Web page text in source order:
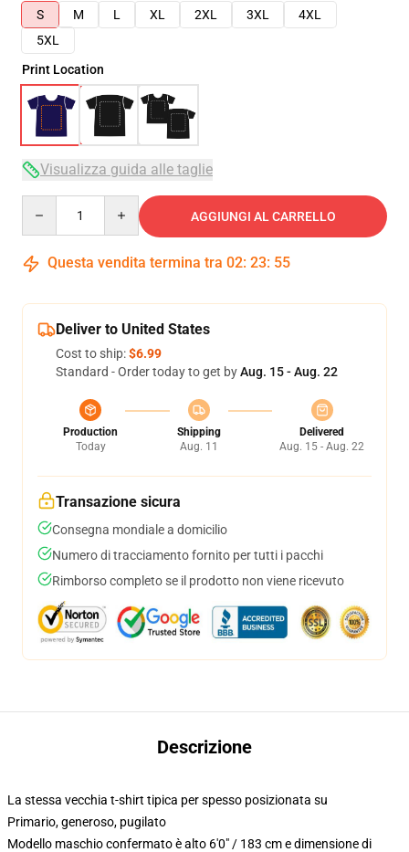
S
M L XL 2XL 3XL
4XL
5XL
Print Location
Visualizza guida alle taglie
AGGIUNGI AL CARRELLO
Questa vendita termina tra 02: 23: 54
Deliver to United States
Cost to ship:$6.99
Standard - Order today to get byAug. 15 - Aug. 22
Production
Today
Shipping
Aug. 11
Delivered
Aug. 15 - Aug. 22
Transazione sicura
Consegna mondiale a domicilio
Numero di tracciamento fornito per tutti i pacchi
Rimborso completo se il prodotto non viene ricevuto
Descrizione
La stessa vecchia t-shirt tipica per spesso posizionata su
Primario, generoso, pugilato
Modello maschio confermato è alto 6'0" / 183 cm e dimensione di